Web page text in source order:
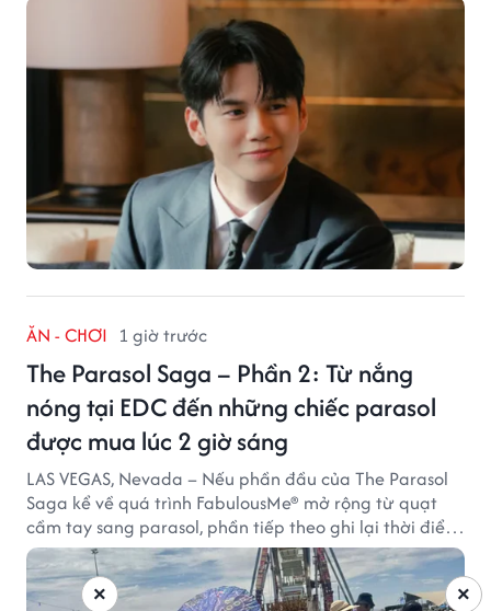
ĂN - CHƠI 1 giờ trước
The Parasol Saga – Phần 2: Từ nắng
nóng tại EDC đến những chiếc parasol
được mua lúc 2 giờ sáng
LAS VEGAS, Nevada – Nếu phần đầu của The Parasol
Saga kể về quá trình FabulousMe® mở rộng từ quạt
cầm tay sang parasol, phần tiếp theo ghi lại thời điểm
sản phẩm được thị trường đón nhận và dần vượt khỏi
công năng che nắng thông thường.
×
×